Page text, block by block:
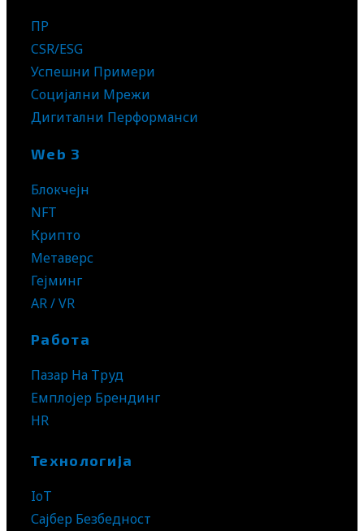
ПР
CSR/ESG
Успешни Примери
Социјални Мрежи
Дигитални Перформанси
Web 3
Блокчејн
NFT
Крипто
Метаверс
Гејминг
AR / VR
Работа
Пазар На Труд
Емплојер Брендинг
HR
Технологија
IoT
Сајбер Безбедност